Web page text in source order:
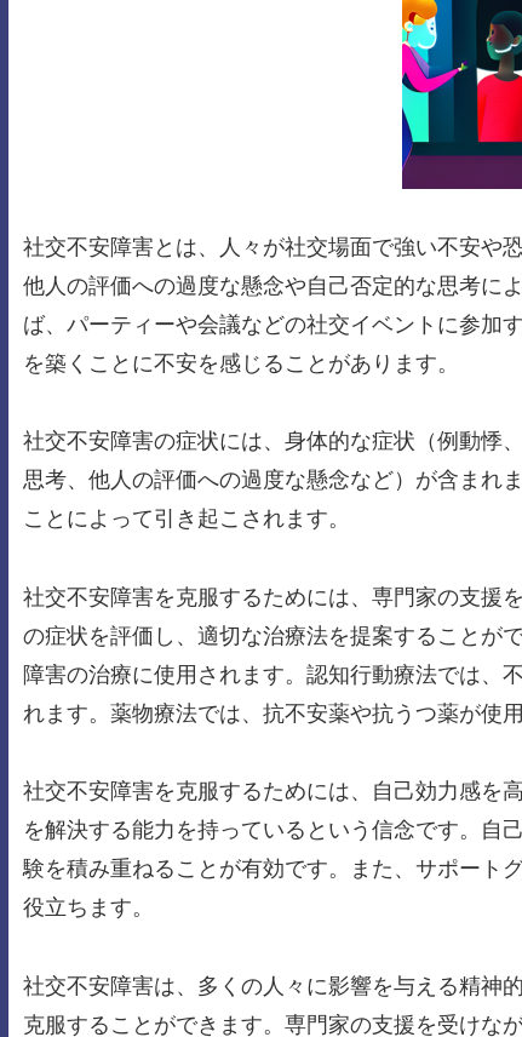
社交不安障害とは、人々が社交場面で強い不安や
他人の評価への過度な懸念や自己否定的な思考に
ば、パーティーや会議などの社交イベントに参加
を築くことに不安を感じることがあります。
社交不安障害の症状には、身体的な症状（例動悸
思考、他人の評価への過度な懸念など）が含まれ
ことによって引き起こされます。
社交不安障害を克服するためには、専門家の支援
の症状を評価し、適切な治療法を提案することが
障害の治療に使用されます。認知行動療法では、
れます。薬物療法では、抗不安薬や抗うつ薬が使
社交不安障害を克服するためには、自己効力感を
を解決する能力を持っているという信念です。自
験を積み重ねることが有効です。また、サポート
役立ちます。
社交不安障害は、多くの人々に影響を与える精神
克服することができます。専門家の支援を受けな